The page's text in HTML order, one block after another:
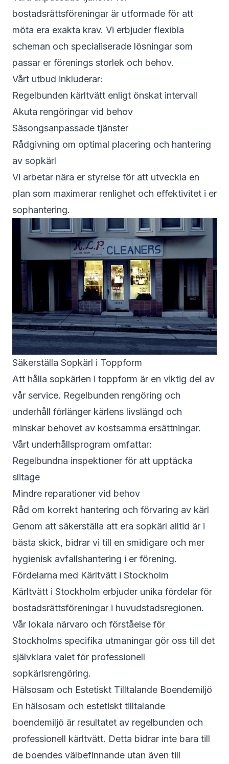
bostadsrättsföreningar är utformade för att
möta era exakta krav. Vi erbjuder flexibla
scheman och specialiserade lösningar som
passar er förenings storlek och behov.
Vårt utbud inkluderar:
Regelbunden kärltvätt enligt önskat intervall
Akuta rengöringar vid behov
Säsongsanpassade tjänster
Rådgivning om optimal placering och hantering
av sopkärl
Vi arbetar nära er styrelse för att utveckla en
plan som maximerar renlighet och effektivitet i er
sophantering.
Säkerställa Sopkärl i Toppform
Att hålla sopkärlen i toppform är en viktig del av
vår service. Regelbunden rengöring och
underhåll förlänger kärlens livslängd och
minskar behovet av kostsamma ersättningar.
Vårt underhållsprogram omfattar:
Regelbundna inspektioner för att upptäcka
slitage
Mindre reparationer vid behov
Råd om korrekt hantering och förvaring av kärl
Genom att säkerställa att era sopkärl alltid är i
bästa skick, bidrar vi till en smidigare och mer
hygienisk avfallshantering i er förening.
Fördelarna med Kärltvätt i Stockholm
Kärltvätt i Stockholm erbjuder unika fördelar för
bostadsrättsföreningar i huvudstadsregionen.
Vår lokala närvaro och förståelse för
Stockholms specifika utmaningar gör oss till det
självklara valet för professionell
sopkärlsrengöring.
Hälsosam och Estetiskt Tilltalande Boendemiljö
En hälsosam och estetiskt tilltalande
boendemiljö är resultatet av regelbunden och
professionell kärltvätt. Detta bidrar inte bara till
de boendes välbefinnande utan även till